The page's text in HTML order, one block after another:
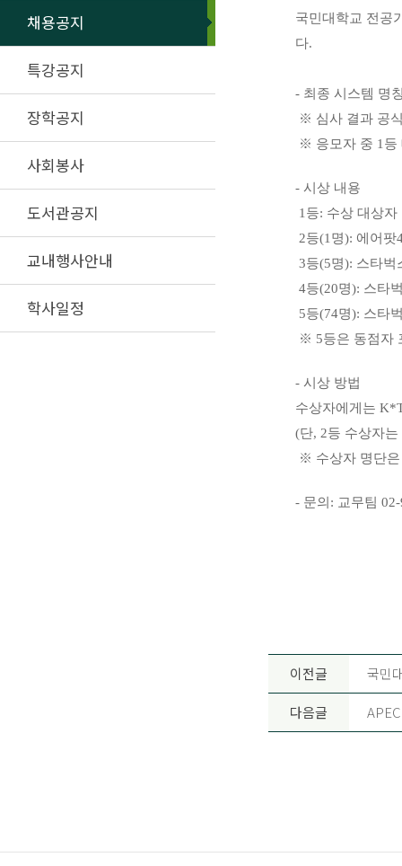
채용공지
특강공지
장학공지
사회봉사
도서관공지
교내행사안내
학사일정
국민대학교 전공
다.
- 최종 시스템 명
※ 심사 결과 공
※ 응모자 중 1등
- 시상 내용
1등: 수상 대상
2등(1명): 에어팟
3등(5명): 스타벅
4등(20명): 스타
5등(74명): 스타
※ 5등은 동점자
- 시상 방법
수상자에게는
(단, 2등 수상자
※ 수상자 명단
- 문의: 교무팀
이전글 국민
다음글